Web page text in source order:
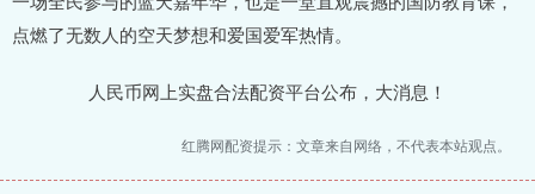
点燃了无数人的空天梦想和爱国爱军热情。
人民币网上实盘合法配资平台公布，大消息！
红腾网配资提示：文章来自网络，不代表本站观点。